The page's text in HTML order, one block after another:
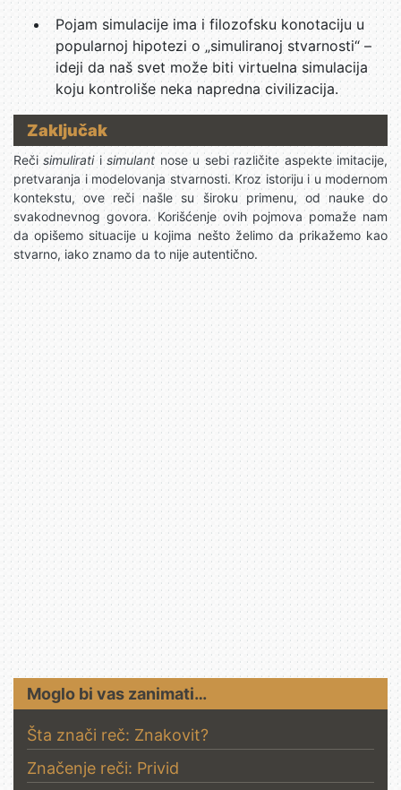
Pojam simulacije ima i filozofsku konotaciju u
popularnoj hipotezi o „simuliranoj stvarnosti“ –
ideji da naš svet može biti virtuelna simulacija
koju kontroliše neka napredna civilizacija.
Zaključak
Rečisimuliratiisimulant nose u sebi različite aspekte imitacije,
pretvaranja i modelovanja stvarnosti. Kroz istoriju i u modernom
kontekstu, ove reči našle su široku primenu, od nauke do
svakodnevnog govora. Korišćenje ovih pojmova pomaže nam
da opišemo situacije u kojima nešto želimo da prikažemo kao
stvarno, iako znamo da to nije autentično.
Moglo bi vas zanimati…
Šta znači reč: Znakovit?
Značenje reči: Privid